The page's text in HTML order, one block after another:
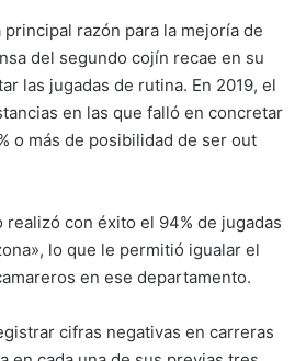
razón para la mejoría de
del segundo cojín recae en su
las jugadas de rutina. En 2019, el
en las que falló en concretar
o más de posibilidad de ser out
realizó con éxito el 94% de jugadas
lo que le permitió igualar el
en ese departamento.
cifras negativas en carreras